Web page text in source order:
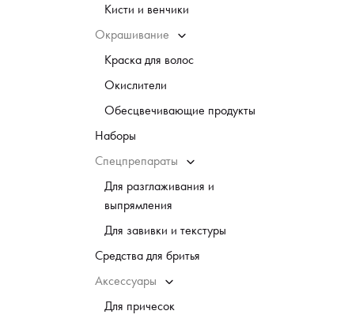
Кисти и венчики
Окрашивание
Краска для волос
Окислители
Обесцвечивающие продукты
Наборы
Спецпрепараты
Для разглаживания и
выпрямления
Для завивки и текстуры
Средства для бритья
Аксессуары
Для причесок